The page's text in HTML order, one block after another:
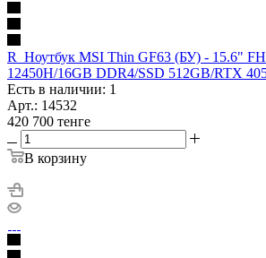
R_Ноутбук MSI Thin GF63 (БУ) - 15.6"
12450H/16GB DDR4/SSD 512GB/RTX
Есть в наличии: 1
Арт.: 14532
420 700 тенге
В корзину